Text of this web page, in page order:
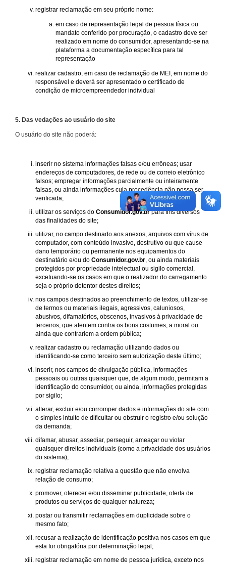
registrar reclamação em seu próprio nome:
em caso de representação legal de pessoa física ou
mandato conferido por procuração, o cadastro deve ser
realizado em nome do consumidor, apresentando-se na
plataforma a documentação específica para tal
representação
realizar cadastro, em caso de reclamação de MEI, em nome do
responsável e deverá ser apresentado o certificado de
condição de microempreendedor individual
5. Das vedações ao usuário do site
O usuário do site não poderá:
inserir no sistema informações falsas e/ou errôneas; usar
endereços de computadores, de rede ou de correio eletrônico
falsos; empregar informações parcialmente ou inteiramente
falsas, ou ainda informações cuja procedência não possa ser
verificada;
utilizar os serviços do Consumidor.gov.brpara fins diversos
das finalidades do site;
utilizar, no campo destinado aos anexos, arquivos com vírus de
computador, com conteúdo invasivo, destrutivo ou que cause
dano temporário ou permanente nos equipamentos do
destinatário e/ou do Consumidor.gov.br , ou ainda materiais
protegidos por propriedade intelectual ou sigilo comercial,
excetuando-se os casos em que o realizador do carregamento
seja o próprio detentor destes direitos;
nos campos destinados ao preenchimento de textos, utilizar-se
de termos ou materiais ilegais, agressivos, caluniosos,
abusivos, difamatórios, obscenos, invasivos à privacidade de
terceiros, que atentem contra os bons costumes, a moral ou
ainda que contrariem a ordem pública;
realizar cadastro ou reclamação utilizando dados ou
identificando-se como terceiro sem autorização deste último;
inserir, nos campos de divulgação pública, informações
pessoais ou outras quaisquer que, de algum modo, permitam a
identificação do consumidor, ou ainda, informações protegidas
por sigilo;
alterar, excluir e/ou corromper dados e informações do site com
o simples intuito de dificultar ou obstruir o registro e/ou solução
da demanda;
difamar, abusar, assediar, perseguir, ameaçar ou violar
quaisquer direitos individuais (como a privacidade dos usuários
do sistema);
registrar reclamação relativa a questão que não envolva
relação de consumo;
promover, oferecer e/ou disseminar publicidade, oferta de
produtos ou serviços de qualquer natureza;
postar ou transmitir reclamações em duplicidade sobre o
mesmo fato;
recusar a realização de identificação positiva nos casos em que
esta for obrigatória por determinação legal;
registrar reclamação em nome de pessoa jurídica, exceto nos